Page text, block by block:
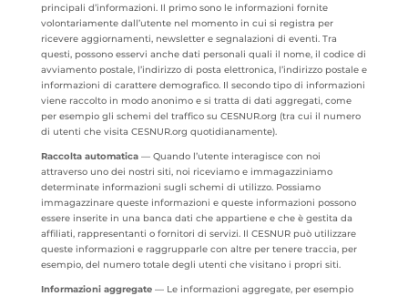
principali d’informazioni. Il primo sono le informazioni fornite
volontariamente dall’utente nel momento in cui si registra per
ricevere aggiornamenti, newsletter e segnalazioni di eventi. Tra
questi, possono esservi anche dati personali quali il nome, il codice di
avviamento postale, l’indirizzo di posta elettronica, l’indirizzo postale e
informazioni di carattere demografico. Il secondo tipo di informazioni
viene raccolto in modo anonimo e si tratta di dati aggregati, come
per esempio gli schemi del traffico su CESNUR.org (tra cui il numero
di utenti che visita CESNUR.org quotidianamente).
Raccolta automatica— Quando l’utente interagisce con noi
attraverso uno dei nostri siti, noi riceviamo e immagazziniamo
determinate informazioni sugli schemi di utilizzo. Possiamo
immagazzinare queste informazioni e queste informazioni possono
essere inserite in una banca dati che appartiene e che è gestita da
affiliati, rappresentanti o fornitori di servizi. Il CESNUR può utilizzare
queste informazioni e raggrupparle con altre per tenere traccia, per
esempio, del numero totale degli utenti che visitano i propri siti.
Informazioni aggregate— Le informazioni aggregate, per esempio